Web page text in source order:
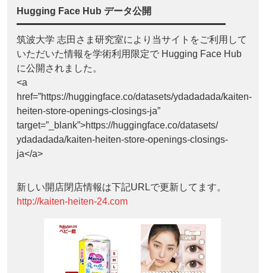
Hugging Face Hub データ公開
筑波大学 志田さま研究室により当サイトをご利用して
いただいた情報を学術利用限定で Hugging Face Hub
に公開されました。
<a
href=”https://huggingface.co/datasets/ydadadada/kaiten-
heiten-store-openings-closings-ja”
target=”_blank”>https://huggingface.co/datasets/
ydadadada/kaiten-heiten-store-openings-closings-
ja</a>
新しい開店閉店情報は下記URLで更新してます。
http://kaiten-heiten-24.com